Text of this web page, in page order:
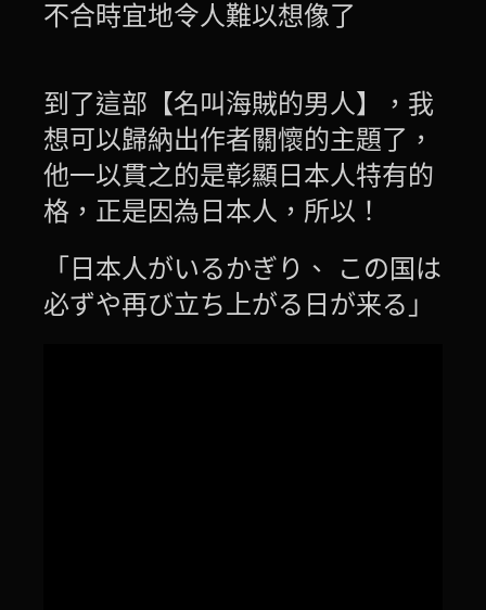
不合時宜地令人難以想像了
到了這部【名叫海賊的男人】，我
想可以歸納出作者關懷的主題了，
他一以貫之的是彰顯日本人特有的
格，正是因為日本人，所以！
「日本人がいるかぎり、 この国は
必ずや再び立ち上がる日が来る」